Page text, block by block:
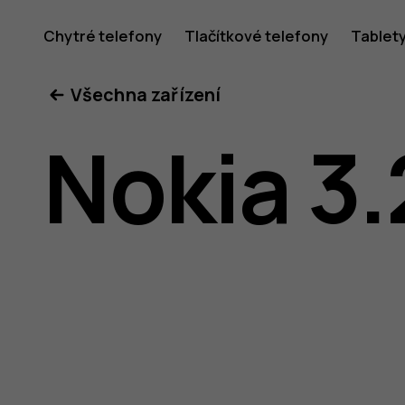
příručka
k
Chytré telefony Tlačítkové telefony
Všechna zařízení
Nokia